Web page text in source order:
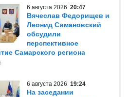
6 августа 2026 20:47
Вячеслав Федорищев и
Леонид Симановский
обсудили
перспективное
Самарского региона
6 августа 2026 19:24
На заседании